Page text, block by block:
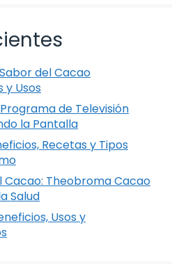
del Cacao
y Usos
de Televisión
la Pantalla
Recetas y Tipos
Cacao: Theobroma Cacao
Salud
Usos y